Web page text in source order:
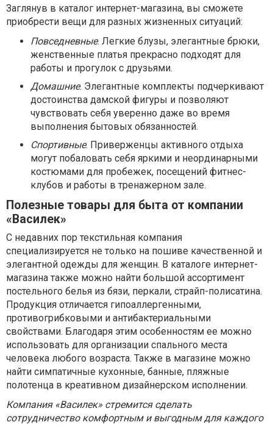
Заглянув в каталог интернет-магазина, вы сможете
приобрести вещи для разных жизненных ситуаций:
Повседневные. Легкие блузы, элегантные брюки,
женственные платья прекрасно подходят для
работы и прогулок с друзьями.
Домашние. Элегантные комплекты подчеркивают
достоинства дамской фигуры и позволяют
чувствовать себя уверенно даже во время
выполнения бытовых обязанностей.
Спортивные. Приверженцы активного отдыха
могут побаловать себя яркими и неординарными
костюмами для пробежек, посещений фитнес-
клубов и работы в тренажерном зале.
Полезные товары для быта от компании
«Василек»
С недавних пор текстильная компания
специализируется не только на пошиве качественной и
элегантной одежды для женщин. В каталоге интернет-
магазина также можно найти большой ассортимент
постельного белья из бязи, перкали, страйп-полисатина.
Продукция отличается гипоаллергенными,
противогрибковыми и антибактериальными
свойствами. Благодаря этим особенностям ее можно
использовать для организации спального места
человека любого возраста. Также в магазине можно
найти симпатичные кухонные, банные, пляжные
полотенца в креативном дизайнерском исполнении.
Компания «Василек» стремится сделать
сотрудничество комфортным и выгодным для каждого